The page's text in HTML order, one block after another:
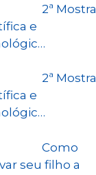
2ª Mostra
e
2ª Mostra
e
Como
seu filho a